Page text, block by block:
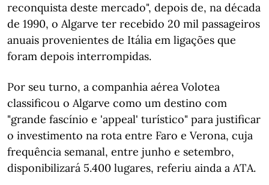
reconquista deste mercado", depois de, na década
de 1990, o Algarve ter recebido 20 mil passageiros
anuais provenientes de Itália em ligações que
foram depois interrompidas.
Por seu turno, a companhia aérea Volotea
classificou o Algarve como um destino com
"grande fascínio e 'appeal' turístico" para justificar
o investimento na rota entre Faro e Verona, cuja
frequência semanal, entre junho e setembro,
disponibilizará 5.400 lugares, referiu ainda a ATA.